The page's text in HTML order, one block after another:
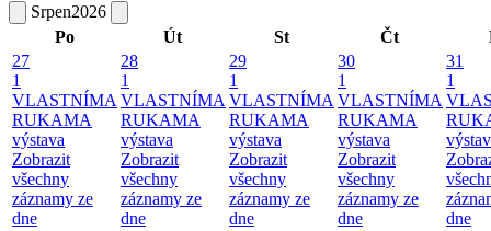
Srpen2026
Po
Út St Čt
27
1
VLASTNÍMA
RUKAMA
výstava
Zobrazit
všechny
záznamy ze
dne
28
1
VLASTNÍMA
RUKAMA
výstava
Zobrazit
všechny
záznamy ze
dne
29
1
VLASTNÍMA
RUKAMA
výstava
Zobrazit
všechny
záznamy ze
dne
30
1
VLASTNÍMA
RUKAMA
výstava
Zobrazit
všechny
záznamy ze
dne
31
1
dne